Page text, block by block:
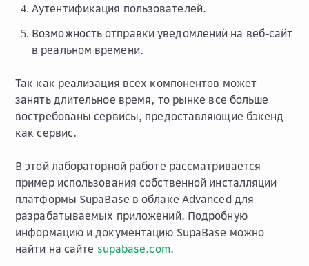
Аутентификация пользователей.
Возможность отправки уведомлений на веб-сайт
в реальном времени.
Так как реализация всех компонентов может
занять длительное время, то рынке все больше
востребованы сервисы, предоставляющие бэкенд
как сервис.
В этой лабораторной работе рассматривается
пример использования собственной инсталляции
платформы SupaBase в облаке Advanced для
разрабатываемых приложений. Подробную
информацию и документацию SupaBase можно
найти на сайте supabase.com.